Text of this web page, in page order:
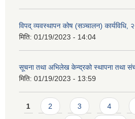
विपद् व्यवस्थापन कोष (सञ्चालन) कार्यविधि,
मिति: 01/19/2023 - 14:04
सूचना तथा अभिलेख केन्द्रको स्थापना तथा
मिति: 01/19/2023 - 13:59
Pages
1 2 3 4